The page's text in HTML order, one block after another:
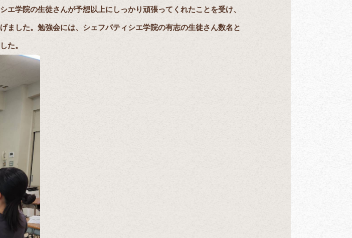
学院の生徒さんが予想以上にしっかり頑張ってくれたことを受け、
ました。勉強会には、シェフパティシエ学院の有志の生徒さん数名と
た。